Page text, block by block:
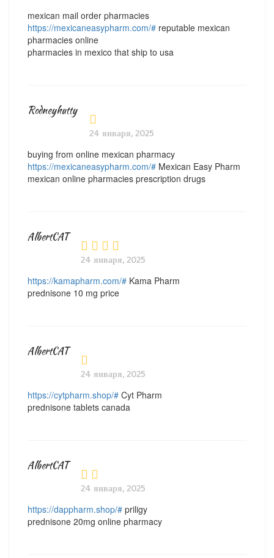
mexican mail order pharmacies
https://mexicaneasypharm.com/# reputable mexican
pharmacies online
pharmacies in mexico that ship to usa
Rodneyhutty
24 января, 2025
buying from online mexican pharmacy
https://mexicaneasypharm.com/# Mexican Easy Pharm
mexican online pharmacies prescription drugs
AlbertCAT
24 января, 2025
https://kamapharm.com/# Kama Pharm
prednisone 10 mg price
AlbertCAT
24 января, 2025
https://cytpharm.shop/# Cyt Pharm
prednisone tablets canada
AlbertCAT
24 января, 2025
https://dappharm.shop/# priligy
prednisone 20mg online pharmacy